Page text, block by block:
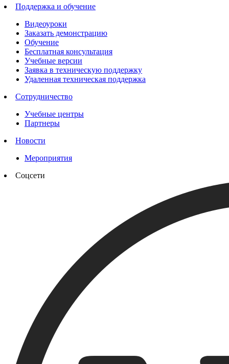
Поддержка и обучение
Видеоуроки
Заказать демонстрацию
Обучение
Бесплатная консультация
Учебные версии
Заявка в техническую поддержку
Удаленная техническая поддержка
Сотрудничество
Учебные центры
Партнеры
Новости
Мероприятия
Соцсети